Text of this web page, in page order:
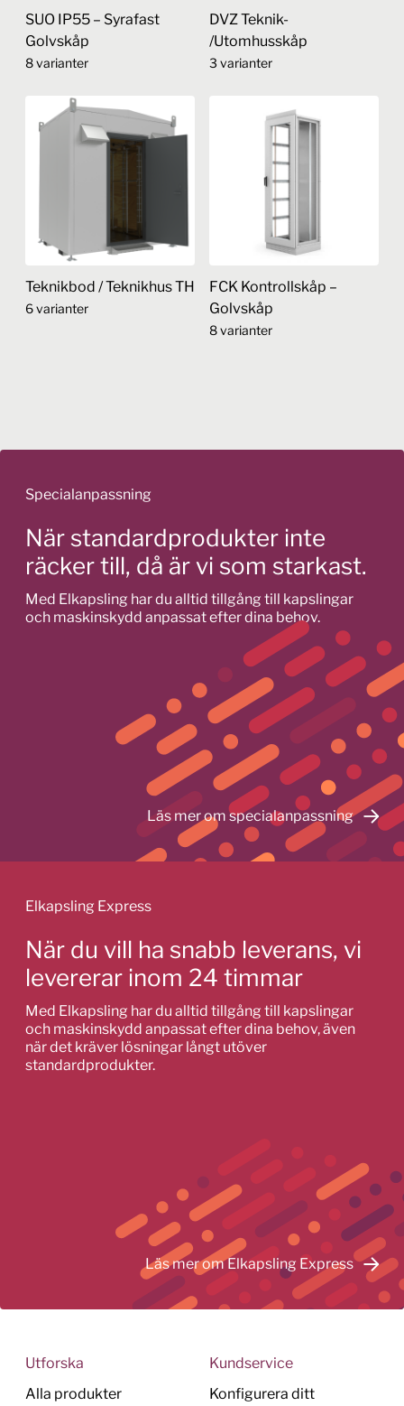
kan
väljas
på
alternativen
kan
väljas
SUO IP55 – Syrafast
Golvskåp
8 varianter
här
produkten
De
alternativen
kan
DVZ Teknik-
/Utomhusskåp
3 varianter
produkten
alternativen
kan
väljas
Teknikbod / Teknikhus TH
6 varianter
olika
alternativen
kan
väljas
på
produktsidan
FCK Kontrollskåp –
Golvskåp
8 varianter
olika
alternativen
kan
väljas
på
produktsidan
Specialanpassning
När standardprodukter inte
räcker till, då är vi som starkast.
Med Elkapsling har du alltid tillgång till kapslingar
och maskinskydd anpassat efter dina behov.
Läs mer om specialanpassning
Elkapsling Express
När du vill ha snabb leverans, vi
levererar inom 24 timmar
Med Elkapsling har du alltid tillgång till kapslingar
och maskinskydd anpassat efter dina behov, även
när det kräver lösningar långt utöver
standardprodukter.
Läs mer om Elkapsling Express
Utforska
Alla produkter
Kundservice
Konfigurera ditt